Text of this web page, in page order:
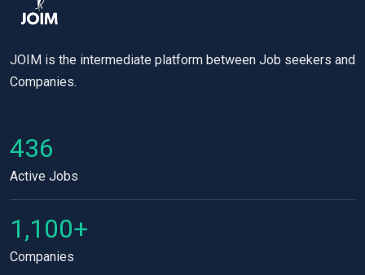
JOIM is the intermediate platform between Job seekers and
Companies.
436
Active Jobs
1,100+
Companies